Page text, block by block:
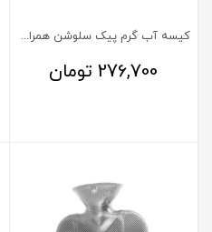
کیسه آب گرم پیک سلوشن همراه با کاور پارچه پلاشی
276,700تومان